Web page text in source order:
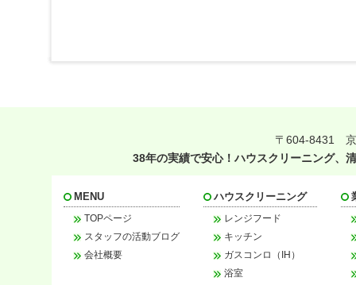
〒604-8431 京
38年の実績で安心！ハウスクリーニング、
MENU
TOPページ
スタッフの活動ブログ
会社概要
ハウスクリーニング
レンジフード
キッチン
ガスコンロ（IH）
浴室